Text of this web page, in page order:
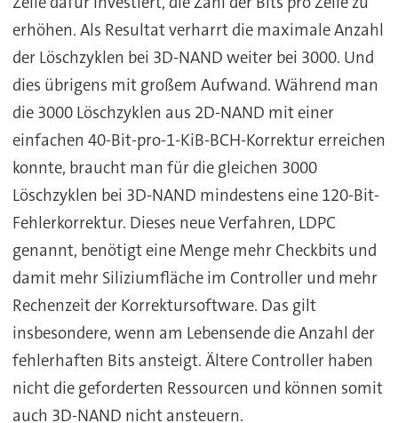
erhöhen. Als Resultat verharrt die maximale Anzahl
der Löschzyklen bei 3D-NAND weiter bei 3000. Und
dies übrigens mit großem Aufwand. Während man
die 3000 Löschzyklen aus 2D-NAND mit einer
einfachen 40-Bit-pro-1-KiB-BCH-Korrektur erreichen
konnte, braucht man für die gleichen 3000
Löschzyklen bei 3D-NAND mindestens eine 120-Bit-
Fehlerkorrektur. Dieses neue Verfahren, LDPC
genannt, benötigt eine Menge mehr Checkbits und
damit mehr Siliziumfläche im Controller und mehr
Rechenzeit der Korrektursoftware. Das gilt
insbesondere, wenn am Lebensende die Anzahl der
fehlerhaften Bits ansteigt. Ältere Controller haben
nicht die geforderten Ressourcen und können somit
auch 3D-NAND nicht ansteuern.